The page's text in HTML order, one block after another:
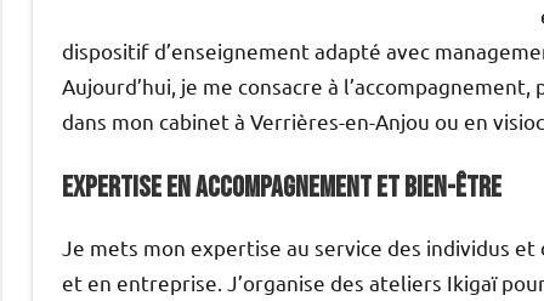
dispositif d’enseignement adapté avec
Aujourd’hui, je me consacre à
dans mon cabinet à Verrières-en-Anjou ou en
Expertise en Accompagnement et Bien-être
Je mets mon expertise au service des individus
et en entreprise. J’organise des ateliers Ikigaï